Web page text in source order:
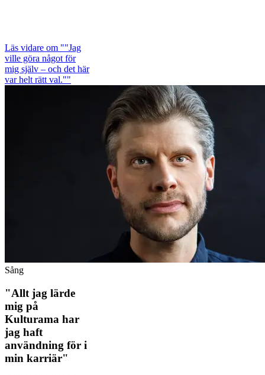
Läs vidare om ""Jag
ville göra något för
mig själv – och det här
var helt rätt val.""
Sång
"Allt jag lärde
mig på
Kulturama har
jag haft
användning för i
min karriär"